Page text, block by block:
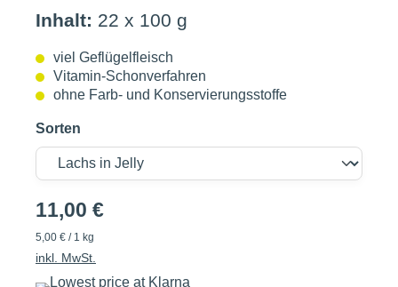
Inhalt: 22 x 100 g
viel Geflügelfleisch
Vitamin-Schonverfahren
ohne Farb- und Konservierungsstoffe
Sorten
11,00 €
5,00 € / 1 kg
inkl. MwSt.